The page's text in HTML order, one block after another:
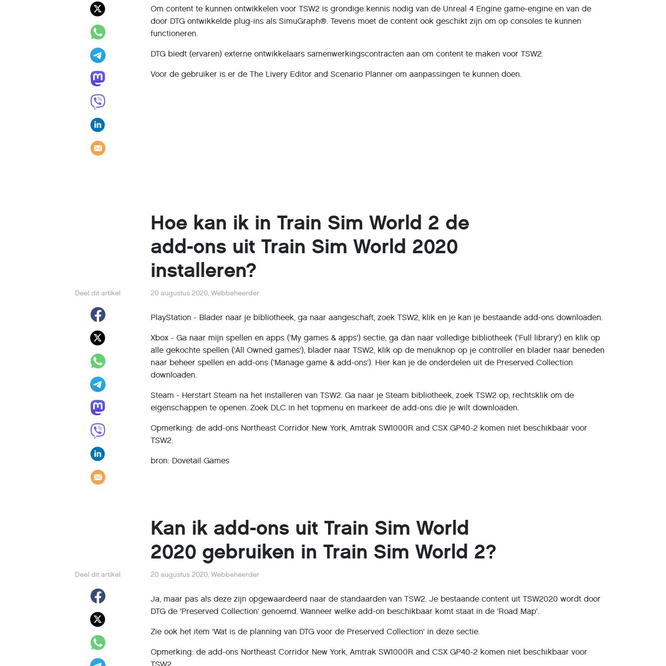
Om content te kunnen ontwikkelen voor TSW2 is grondige kennis nodig van de Unreal 4 Engine game-engine en van de
door DTG ontwikkelde plug-ins als SimuGraph®. Tevens moet de content ook geschikt zijn om op consoles te kunnen
functioneren.
DTG biedt (ervaren) externe ontwikkelaars samenwerkingscontracten aan om content te maken voor TSW2.
Voor de gebruiker is er de The Livery Editor and Scenario Planner om aanpassingen te kunnen doen.
Hoe kan ik in Train Sim World 2 de
add-ons uit Train Sim World 2020
installeren?
Deel dit artikel 20 augustus 2020, Webbeheerder
PlayStation - Blader naar je bibliotheek, ga naar aangeschaft, zoek TSW2, klik en je kan je bestaande add-ons downloaden.
Xbox - Ga naar mijn spellen en apps ('My games & apps') sectie, ga dan naar volledige bibliotheek ('Full library') en klik op
alle gekochte spellen ('All Owned games'), blader naar TSW2, klik op de menuknop op je controller en blader naar beneden
naar beheer spellen en add-ons ('Manage game & add-ons'). Hier kan je de onderdelen uit de Preserved Collection
downloaden.
Steam - Herstart Steam na het installeren van TSW2. Ga naar je Steam bibliotheek, zoek TSW2 op, rechtsklik om de
eigenschappen te openen. Zoek DLC in het topmenu en markeer de add-ons die je wilt downloaden.
Opmerking: de add-ons Northeast Corridor New York, Amtrak SW1000R and CSX GP40-2 komen niet beschikbaar voor
TSW2.
bron: Dovetail Games
Kan ik add-ons uit Train Sim World
2020 gebruiken in Train Sim World 2?
Deel dit artikel 20 augustus 2020, Webbeheerder
Ja, maar pas als deze zijn opgewaardeerd naar de standaarden van TSW2. Je bestaande content uit TSW2020 wordt door
DTG de 'Preserved Collection' genoemd. Wanneer welke add-on beschikbaar komt staat in de 'Road Map'.
Zie ook het item 'Wat is de planning van DTG voor de Preserved Collection' in deze sectie.
Opmerking: de add-ons Northeast Corridor New York, Amtrak SW1000R and CSX GP40-2 komen niet beschikbaar voor